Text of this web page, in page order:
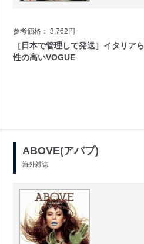
参考価格： 3,762円
［日本で管理して発送］イタリア
性の高いVOGUE
ABOVE(アバブ)
海外雑誌